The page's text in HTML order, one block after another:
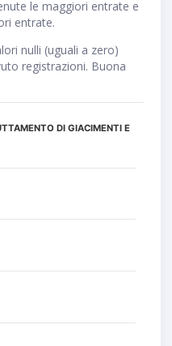
le maggiori entrate e
entrate.
nulli (uguali a zero)
registrazioni. Buona
DI GIACIMENTI E